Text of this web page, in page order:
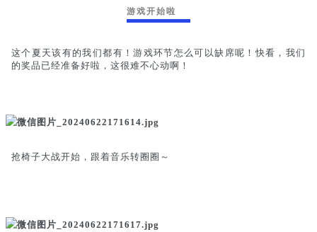
游戏开始啦
这个夏天该有的我们都有！游戏环节怎么可以缺席呢！快看，我们
的奖品已经准备好啦，这很难不心动啊！
抢椅子大战开始，跟着音乐转圈圈～